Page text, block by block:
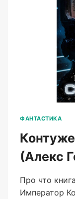
ФАНТАСТИКА
(Алекс
Про что
Император